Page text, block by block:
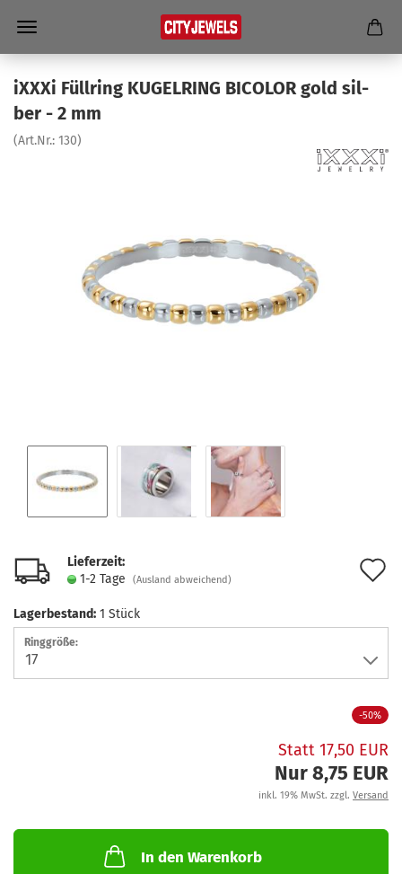
iXXXi Füll­ring KU­GEL­RING BICO­LOR gold sil­
ber - 2 mm
(Art.Nr.: 130)
Lieferzeit:
1-2 Tage
(Ausland abweichend)
Lagerbestand: 1 Stück
Ringgröße:
-50%
Statt 17,50 EUR
Nur 8,75 EUR
inkl. 19% MwSt. zzgl. Versand
In den Warenkorb